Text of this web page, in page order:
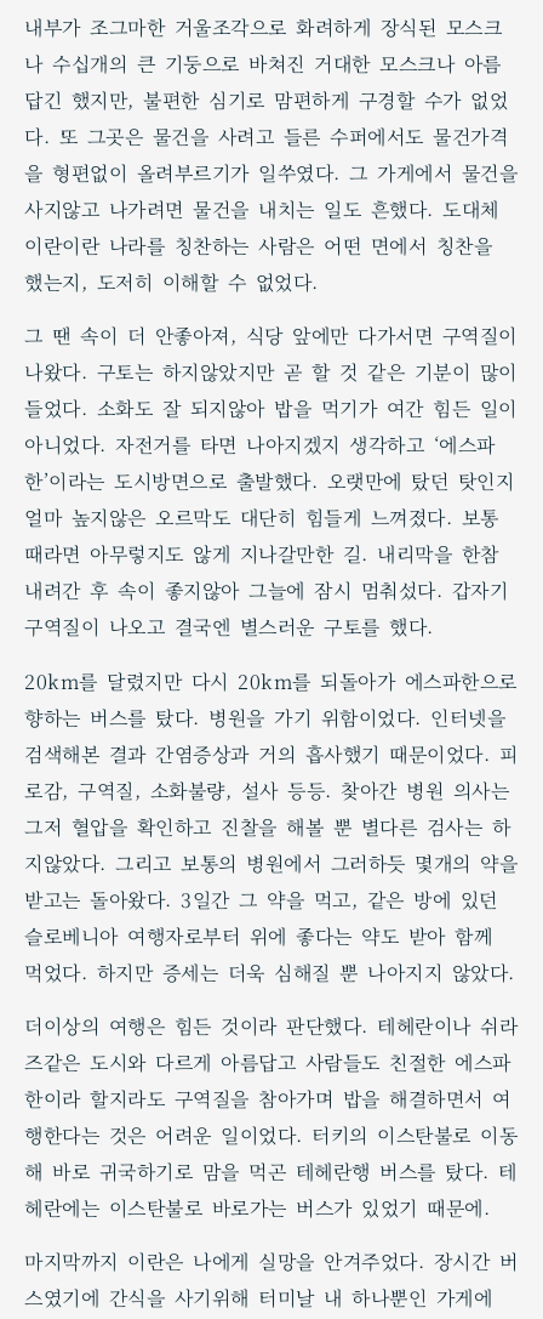
내부가 조그마한 거울조각으로 화려하게 장식된 모스크
나 수십개의 큰 기둥으로 바쳐진 거대한 모스크나 아름
답긴 했지만, 불편한 심기로 맘편하게 구경할 수가 없었
다. 또 그곳은 물건을 사려고 들른 수퍼에서도 물건가격
을 형편없이 올려부르기가 일쑤였다. 그 가게에서 물건을
사지않고 나가려면 물건을 내치는 일도 흔했다. 도대체
이란이란 나라를 칭찬하는 사람은 어떤 면에서 칭찬을
했는지, 도저히 이해할 수 없었다.
그 땐 속이 더 안좋아져, 식당 앞에만 다가서면 구역질이
나왔다. 구토는 하지않았지만 곧 할 것 같은 기분이 많이
들었다. 소화도 잘 되지않아 밥을 먹기가 여간 힘든 일이
아니었다. 자전거를 타면 나아지겠지 생각하고 ‘에스파
한’이라는 도시방면으로 출발했다. 오랫만에 탔던 탓인지
얼마 높지않은 오르막도 대단히 힘들게 느껴졌다. 보통
때라면 아무렇지도 않게 지나갈만한 길. 내리막을 한참
내려간 후 속이 좋지않아 그늘에 잠시 멈춰섰다. 갑자기
구역질이 나오고 결국엔 별스러운 구토를 했다.
20km를 달렸지만 다시 20km를 되돌아가 에스파한으로
향하는 버스를 탔다. 병원을 가기 위함이었다. 인터넷을
검색해본 결과 간염증상과 거의 흡사했기 때문이었다. 피
로감, 구역질, 소화불량, 설사 등등. 찾아간 병원 의사는
그저 혈압을 확인하고 진찰을 해볼 뿐 별다른 검사는 하
지않았다. 그리고 보통의 병원에서 그러하듯 몇개의 약을
받고는 돌아왔다. 3일간 그 약을 먹고, 같은 방에 있던
슬로베니아 여행자로부터 위에 좋다는 약도 받아 함께
먹었다. 하지만 증세는 더욱 심해질 뿐 나아지지 않았다.
더이상의 여행은 힘든 것이라 판단했다. 테헤란이나 쉬라
즈같은 도시와 다르게 아름답고 사람들도 친절한 에스파
한이라 할지라도 구역질을 참아가며 밥을 해결하면서 여
행한다는 것은 어려운 일이었다. 터키의 이스탄불로 이동
해 바로 귀국하기로 맘을 먹곤 테헤란행 버스를 탔다. 테
헤란에는 이스탄불로 바로가는 버스가 있었기 때문에.
마지막까지 이란은 나에게 실망을 안겨주었다. 장시간 버
스였기에 간식을 사기위해 터미날 내 하나뿐인 가게에